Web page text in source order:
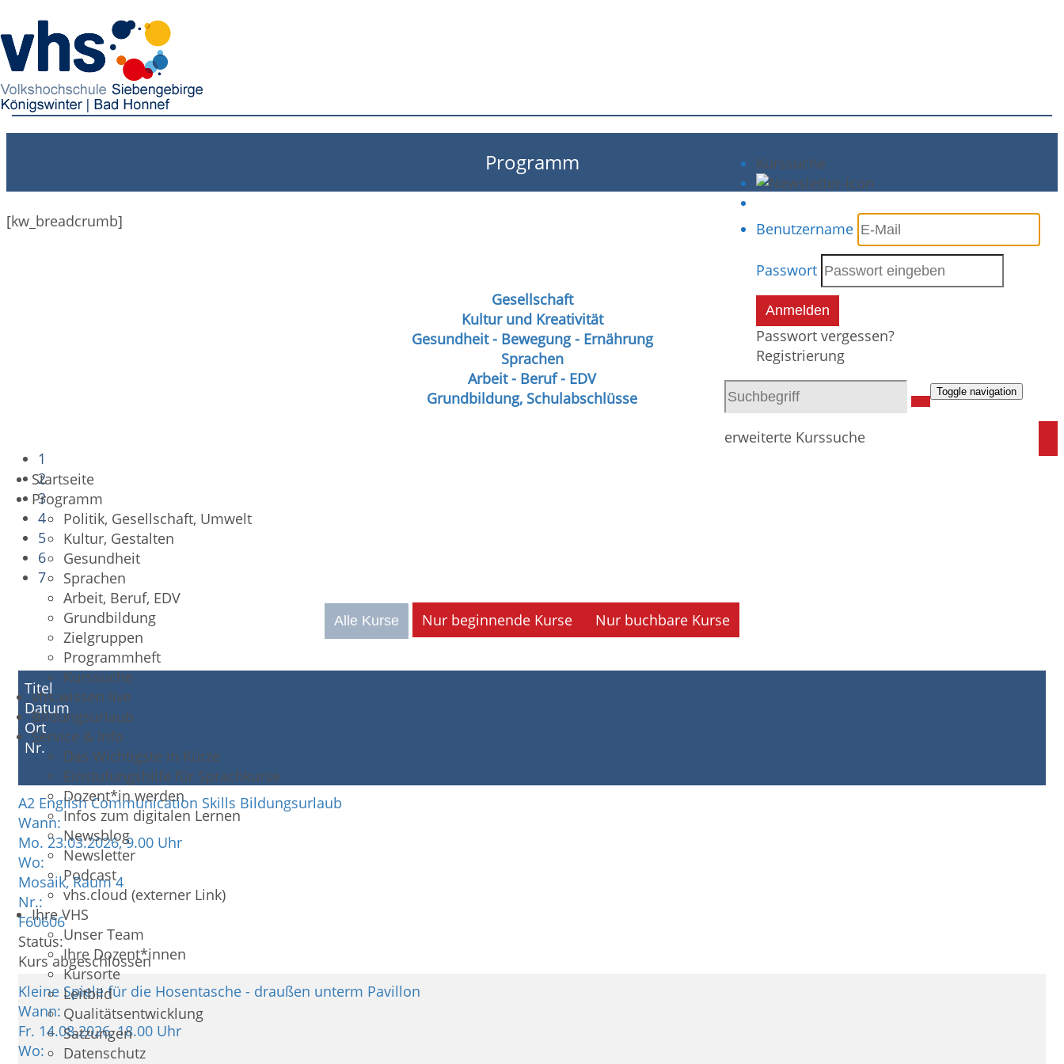
Kurssuche
Benutzername
Passwort
Anmelden
Passwort vergessen?
Registrierung
erweiterte Kurssuche
Toggle navigation
Startseite
Programm
Politik, Gesellschaft, Umwelt
Kultur, Gestalten
Gesundheit
Sprachen
Arbeit, Beruf, EDV
Grundbildung
Zielgruppen
Programmheft
Kurssuche
vhs.wissen live
Bildungsurlaub
Service & Info
Das Wichtigste in Kürze
Einstufungshilfe für Sprachkurse
Dozent*in werden
Infos zum digitalen Lernen
Newsblog
Newsletter
Podcast
vhs.cloud (externer Link)
Ihre VHS
Unser Team
Ihre Dozent*innen
Kursorte
Leitbild
Qualitätsentwicklung
Satzungen
Datenschutz
Programm
[kw_breadcrumb]
Gesellschaft
Kultur und Kreativität
Gesundheit - Bewegung - Ernährung
Sprachen
Arbeit - Beruf - EDV
Grundbildung, Schulabschlüsse
1
2
3
4
5
6
7
Alle Kurse Nur beginnende Kurse Nur buchbare Kurse
Titel
Datum
Ort
Nr.
A2 English Communication Skills Bildungsurlaub
Wann:
Mo. 23.03.2026, 9.00 Uhr
Wo:
Mosaik, Raum 4
Nr.:
F60606
Status:
Kurs abgeschlossen
Kleine Spiele für die Hosentasche - draußen unterm Pavillon
Wann:
Fr. 14.08.2026, 18.00 Uhr
Wo: